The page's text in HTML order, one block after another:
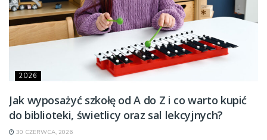
2026
Jak wyposażyć szkołę od A do Z i co warto kupić
do biblioteki, świetlicy oraz sal lekcyjnych?
30 CZERWCA, 2026